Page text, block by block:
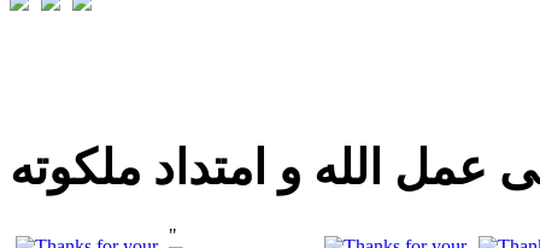
عمل الله و امتداد ملكوته
"